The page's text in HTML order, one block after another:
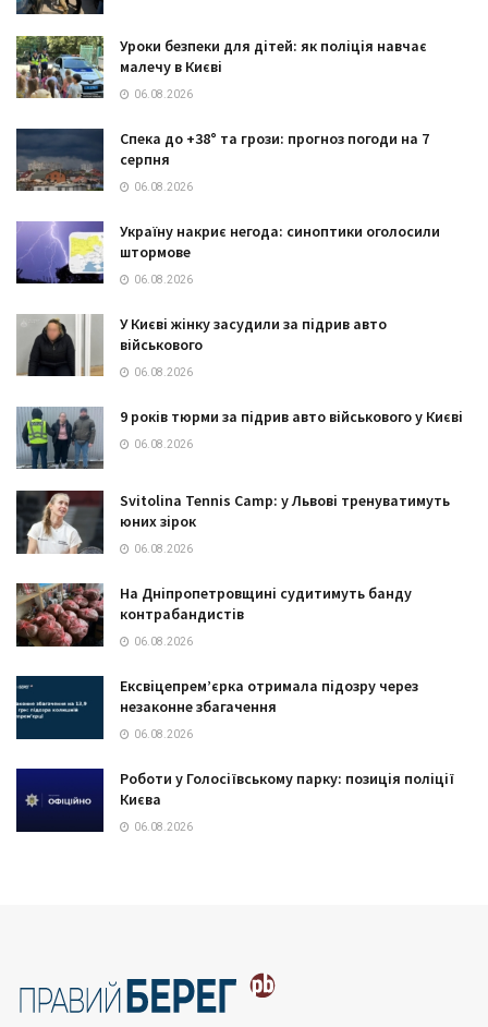
Уроки безпеки для дітей: як поліція навчає
малечу в Києві
06.08.2026
Спека до +38° та грози: прогноз погоди на 7
серпня
06.08.2026
Україну накриє негода: синоптики оголосили
штормове
06.08.2026
У Києві жінку засудили за підрив авто
військового
06.08.2026
9 років тюрми за підрив авто військового у Києві
06.08.2026
Svitolina Tennis Camp: у Львові тренуватимуть
юних зірок
06.08.2026
На Дніпропетровщині судитимуть банду
контрабандистів
06.08.2026
Ексвіцепрем’єрка отримала підозру через
незаконне збагачення
06.08.2026
Роботи у Голосіївському парку: позиція поліції
Києва
06.08.2026